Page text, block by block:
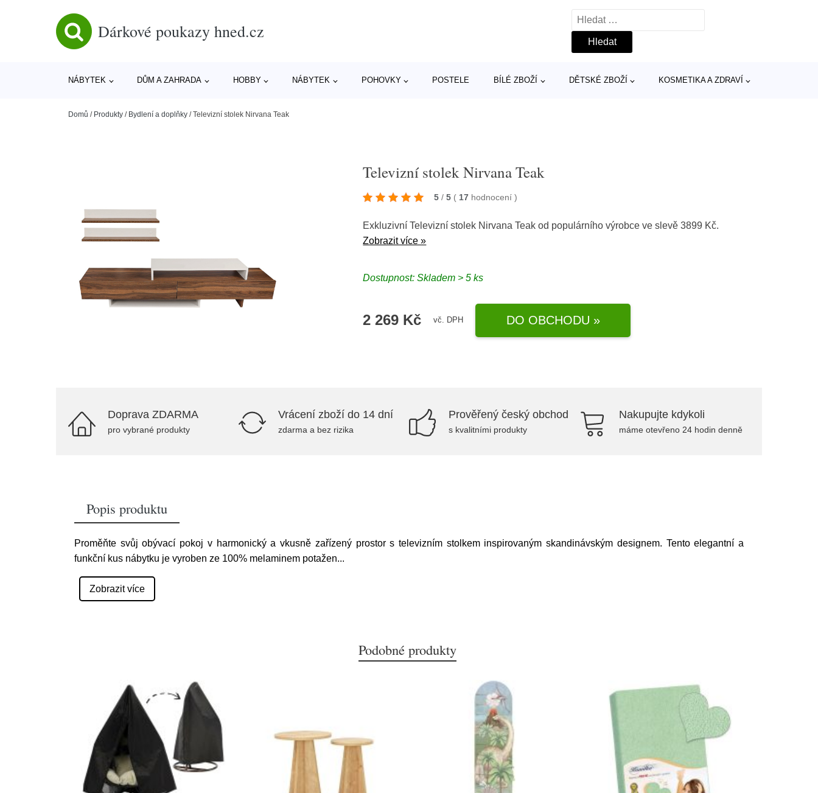
Dárkové poukazy hned.cz
Vyhledávání
NÁBYTEK DŮM A ZAHRADA HOBBY NÁBYTEK POHOVKY POSTELE BÍLÉ ZBOŽÍ DĚTSKÉ ZBOŽÍ KOSMETIKA A ZDRAVÍ
Domů / Produkty / Bydlení a doplňky /Televizní stolek Nirvana Teak
Televizní stolek Nirvana Teak
5 / 5 ( 17 hodnocení)
Exkluzivní Televizní stolek Nirvana Teak od populárního výrobce ve slevě 3899 Kč.
Zobrazit více »
Dostupnost: Skladem > 5 ks
2 269 Kč vč. DPH DO OBCHODU »
Doprava ZDARMA
pro vybrané produkty
Vrácení zboží do 14 dní
zdarma a bez rizika
Prověřený český obchod
s kvalitními produkty
Nakupujte kdykoli
máme otevřeno 24 hodin denně
Popis produktu
Proměňte svůj obývací pokoj v harmonický a vkusně zařízený prostor s televizním stolkem inspirovaným skandinávským designem. Tento elegantní a
funkční kus nábytku je vyroben ze 100% melaminem potažen...
Zobrazit více
Podobné produkty